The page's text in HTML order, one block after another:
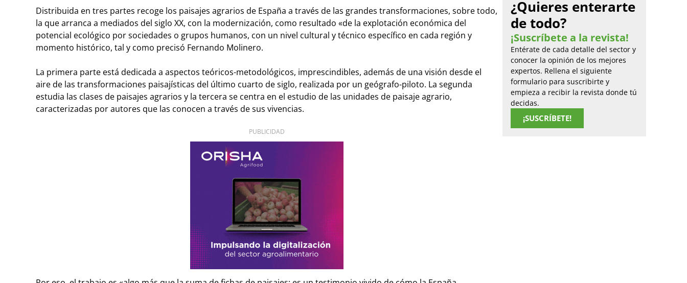
Distribuida en tres partes recoge los paisajes agrarios de España a través de las grandes transformaciones, sobre todo,
la que arranca a mediados del siglo XX, con la modernización, como resultado «de la explotación económica del
potencial ecológico por sociedades o grupos humanos, con un nivel cultural y técnico específico en cada región y
momento histórico, tal y como precisó Fernando Molinero.
La primera parte está dedicada a aspectos teóricos-metodológicos, imprescindibles, además de una visión desde el
aire de las transformaciones paisajísticas del último cuarto de siglo, realizada por un geógrafo-piloto. La segunda
estudia las clases de paisajes agrarios y la tercera se centra en el estudio de las unidades de paisaje agrario,
caracterizadas por autores que las conocen a través de sus vivencias.
PUBLICIDAD
¿Quieres enterarte
de todo?
¡Suscríbete a la revista!
Entérate de cada detalle del sector y
conocer la opinión de los mejores
expertos. Rellena el siguiente
formulario para suscribirte y
empieza a recibir la revista donde tú
decidas.
¡SUSCRÍBETE!